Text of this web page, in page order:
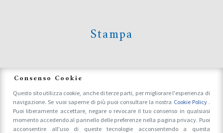
Stampa
Accrediti Stampa e Fotografi
Consenso Cookie
Questo sito utilizza cookie, anche di terze parti, per migliorare l'esperienza di
navigazione. Se vuoi saperne di più puoi consultare la nostra Cookie Policy .
Puoi liberamente accettare, negare o revocare il tuo consenso in qualsiasi
momento accedendo al pannello delle preferenze nella pagina privacy. Puoi
acconsentire all'uso di queste tecnologie acconsentendo a questa